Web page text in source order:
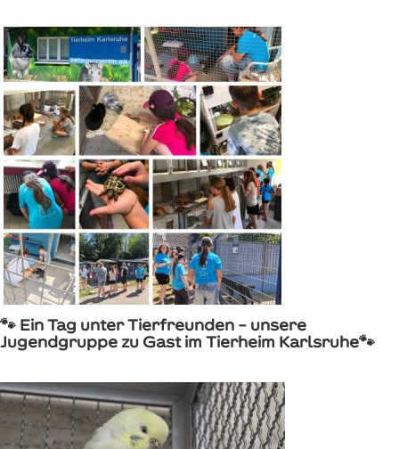
🐾 Ein Tag unter Tierfreunden – unsere
Jugendgruppe zu Gast im Tierheim Karlsruhe🐾